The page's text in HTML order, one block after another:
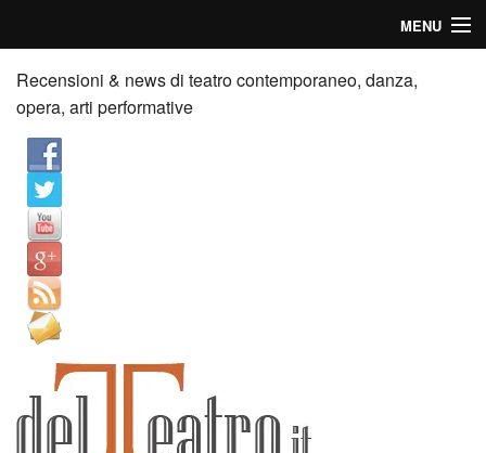
MENU
Home
Recensioni
Anticipazioni
News
Palazzi consiglia
Video
Chi siamo
Contatti
Recensioni & news di teatro contemporaneo, danza,
opera, arti performative